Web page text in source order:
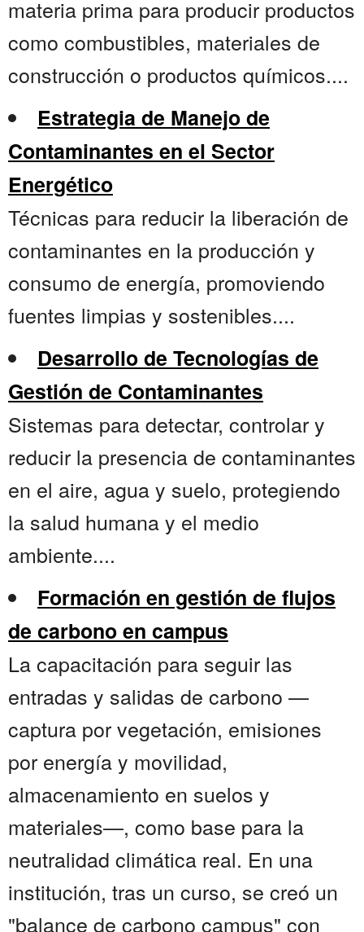
materia prima para producir productos
como combustibles, materiales de
construcción o productos químicos....
Estrategia de Manejo de
Contaminantes en el Sector
Energético
Técnicas para reducir la liberación de
contaminantes en la producción y
consumo de energía, promoviendo
fuentes limpias y sostenibles....
Desarrollo de Tecnologías de
Gestión de Contaminantes
Sistemas para detectar, controlar y
reducir la presencia de contaminantes
en el aire, agua y suelo, protegiendo
la salud humana y el medio
ambiente....
Formación en gestión de flujos
de carbono en campus
La capacitación para seguir las
entradas y salidas de carbono —
captura por vegetación, emisiones
por energía y movilidad,
almacenamiento en suelos y
materiales—, como base para la
neutralidad climática real. En una
institución, tras un curso, se creó un
"balance de carbono campus" con